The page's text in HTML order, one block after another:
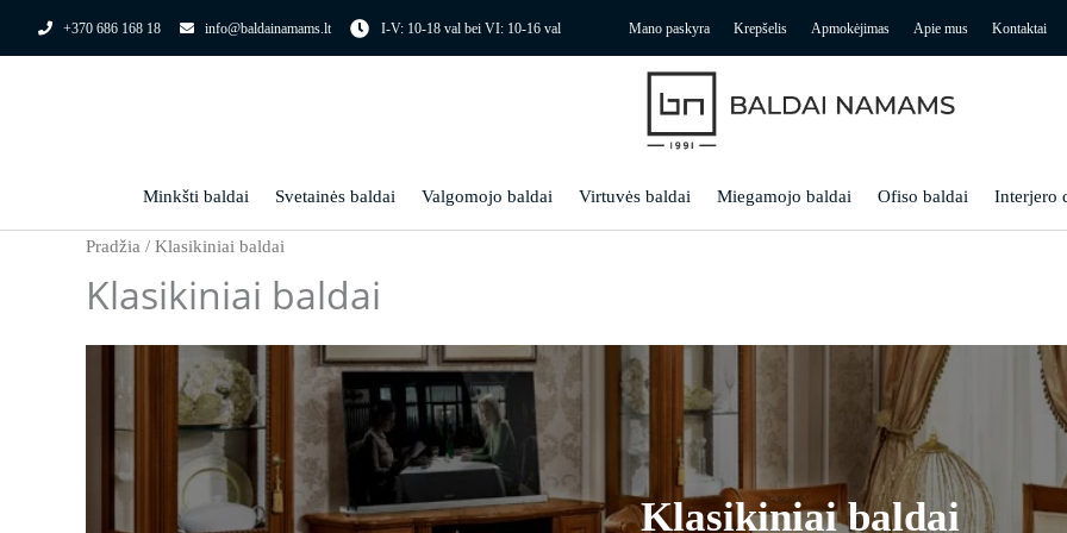
+370 686 168 18 info@baldainamams.lt I-V: 10-18 val bei VI: 10-16 val Mano paskyra Krepšelis Apmokėjimas Apie mus Kontaktai
Minkšti baldai Svetainės baldai Valgomojo baldai Virtuvės baldai Miegamojo baldai Ofiso baldai Interjero
Pradžia / Klasikiniai baldai
Klasikiniai baldai
Klasikiniai baldai